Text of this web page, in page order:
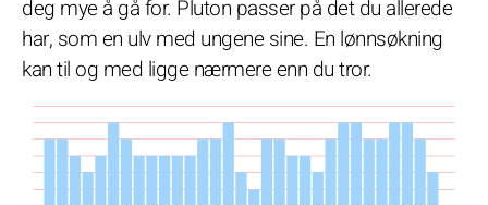
deg mye å gå for. Pluton passer på det du allerede
har, som en ulv med ungene sine. En lønnsøkning
kan til og med ligge nærmere enn du tror.